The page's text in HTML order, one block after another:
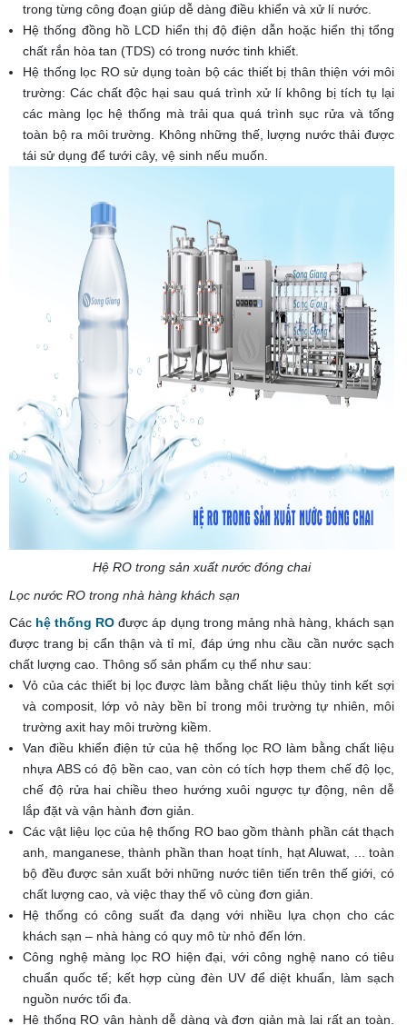
trong từng công đoạn giúp dễ dàng điều khiển và xử lí nước.
Hệ thống đồng hồ LCD hiển thị độ điện dẫn hoặc hiển thị tổng
chất rắn hòa tan (TDS) có trong nước tinh khiết.
Hệ thống lọc RO sử dụng toàn bộ các thiết bị thân thiện với môi
trường: Các chất độc hại sau quá trình xử lí không bị tích tụ lại
các màng lọc hệ thống mà trải qua quá trình sục rửa và tống
toàn bộ ra môi trường. Không những thế, lượng nước thải được
tái sử dụng để tưới cây, vệ sinh nếu muốn.
Hệ RO trong sản xuất nước đóng chai
Lọc nước RO trong nhà hàng khách sạn
Các hệ thống RO được áp dụng trong mảng nhà hàng, khách sạn
được trang bị cẩn thận và tỉ mỉ, đáp ứng nhu cầu cần nước sạch
chất lượng cao. Thông số sản phẩm cụ thể như sau:
Vỏ của các thiết bị lọc được làm bằng chất liệu thủy tinh kết sợi
và composit, lớp vỏ này bền bỉ trong môi trường tự nhiên, môi
trường axit hay môi trường kiềm.
Van điều khiển điện tử của hệ thống lọc RO làm bằng chất liệu
nhựa ABS có độ bền cao, van còn có tích hợp them chế độ lọc,
chế độ rửa hai chiều theo hướng xuôi ngược tự động, nên dễ
lắp đặt và vận hành đơn giản.
Các vật liệu lọc của hệ thống RO bao gồm thành phần cát thạch
anh, manganese, thành phần than hoạt tính, hạt Aluwat, ... toàn
bộ đều được sản xuất bởi những nước tiên tiến trên thế giới, có
chất lượng cao, và việc thay thế vô cùng đơn giản.
Hệ thống có công suất đa dạng với nhiều lựa chọn cho các
khách sạn – nhà hàng có quy mô từ nhỏ đến lớn.
Công nghệ màng lọc RO hiện đại, với công nghệ nano có tiêu
chuẩn quốc tế; kết hợp cùng đèn UV để diệt khuẩn, làm sạch
nguồn nước tối đa.
Hệ thổng RO vận hành dễ dàng và đơn giản mà lại rất an toàn.